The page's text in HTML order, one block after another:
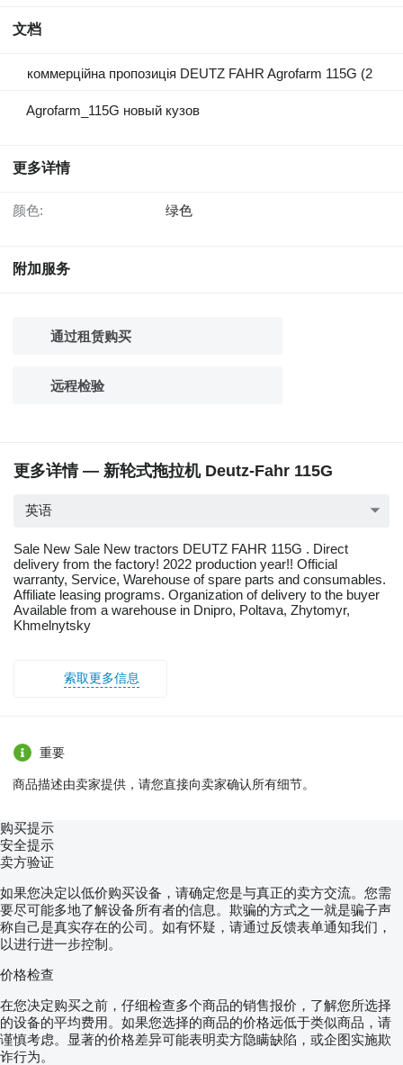
文档
коммерційна пропозиція DEUTZ FAHR Agrofarm 115G (2
Agrofarm_115G новый кузов
更多详情
颜色: 绿色
附加服务
通过租赁购买
远程检验
更多详情 — 新轮式拖拉机 Deutz-Fahr 115G
英语
Sale New Sale New tractors DEUTZ FAHR 115G . Direct
delivery from the factory! 2022 production year!! Official
warranty, Service, Warehouse of spare parts and consumables.
Affiliate leasing programs. Organization of delivery to the buyer
Available from a warehouse in Dnipro, Poltava, Zhytomyr,
Khmelnytsky
索取更多信息
重要
商品描述由卖家提供，请您直接向卖家确认所有细节。
购买提示
安全提示
卖方验证
如果您决定以低价购买设备，请确定您是与真正的卖方交流。您需
要尽可能多地了解设备所有者的信息。欺骗的方式之一就是骗子声
称自己是真实存在的公司。如有怀疑，请通过反馈表单通知我们，
以进行进一步控制。
价格检查
在您决定购买之前，仔细检查多个商品的销售报价，了解您所选择
的设备的平均费用。如果您选择的商品的价格远低于类似商品，请
谨慎考虑。显著的价格差异可能表明卖方隐瞒缺陷，或企图实施欺
诈行为。